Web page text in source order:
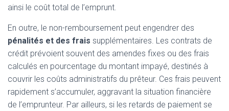
ainsi le coût total de l’emprunt.
En outre, le non-remboursement peut engendrer des
pénalités et des frais supplémentaires. Les contrats de
crédit prévoient souvent des amendes fixes ou des frais
calculés en pourcentage du montant impayé, destinés à
couvrir les coûts administratifs du prêteur. Ces frais peuvent
rapidement s’accumuler, aggravant la situation financière
de l’emprunteur. Par ailleurs, si les retards de paiement se